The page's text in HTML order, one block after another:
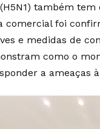
também
comercial foi
e medidas de
como o
a ameaças